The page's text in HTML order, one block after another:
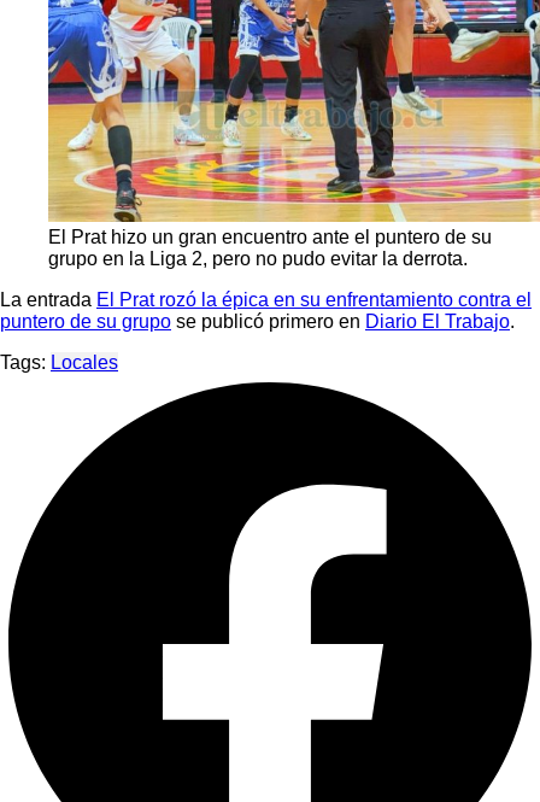
El Prat hizo un gran encuentro ante el puntero de su
grupo en la Liga 2, pero no pudo evitar la derrota.
La entrada El Prat rozó la épica en su enfrentamiento contra el
puntero de su grupo se publicó primero en Diario El Trabajo.
Tags: Locales